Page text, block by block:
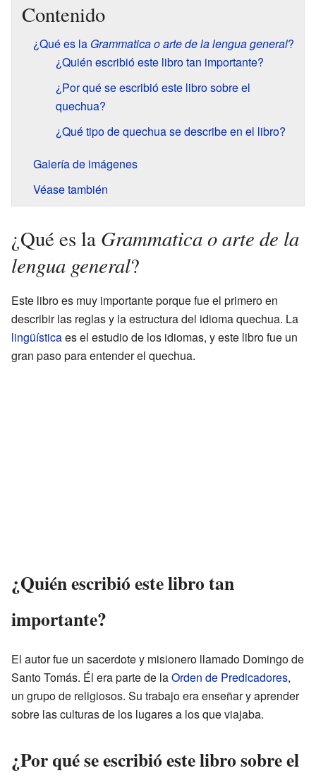
Contenido
¿Qué es la Grammatica o arte de la lengua general?
¿Quién escribió este libro tan importante?
¿Por qué se escribió este libro sobre el
quechua?
¿Qué tipo de quechua se describe en el libro?
Galería de imágenes
Véase también
¿Qué es la Grammatica o arte de la
lengua general?
Este libro es muy importante porque fue el primero en
describir las reglas y la estructura del idioma quechua. La
lingüísticaes el estudio de los idiomas, y este libro fue un
gran paso para entender el quechua.
¿Quién escribió este libro tan
importante?
El autor fue un sacerdote y misionero llamado Domingo de
Santo Tomás. Él era parte de laOrden de Predicadores,
un grupo de religiosos. Su trabajo era enseñar y aprender
sobre las culturas de los lugares a los que viajaba.
¿Por qué se escribió este libro sobre el